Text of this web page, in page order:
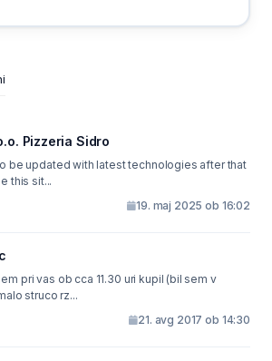
Pizzeria Sidro
be updated with latest technologies after that
this sit...
19. maj 2025 ob 16:02
pri vas ob cca 11.30 uri kupil (bil sem v
struco rz...
21. avg 2017 ob 14:30